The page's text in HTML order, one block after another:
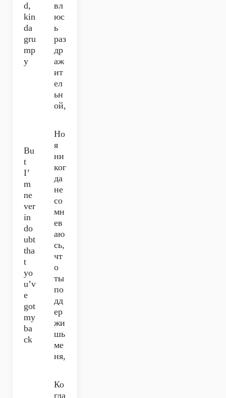
d,
kin
da
gru
mp
y
вл
юс
ь
раз
др
аж
ит
ел
ьн
ой,
Bu
t
I’
m
ne
ver
in
do
ubt
tha
t
yo
u’v
e
got
my
ba
ck
Но
я
ни
ког
да
не
со
мн
ев
аю
сь,
чт
о
ты
по
дд
ер
жи
шь
ме
ня,
Ко
гда